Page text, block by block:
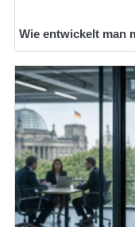
Wie entwickelt man